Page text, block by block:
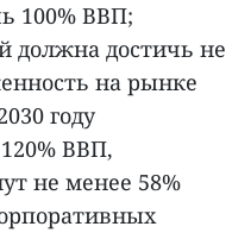
100% ВВП;
должна достичь не
на рынке
году
ВВП,
не менее 58%